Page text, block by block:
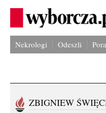
Nekrologi Odeszli
ZBIGNIEW